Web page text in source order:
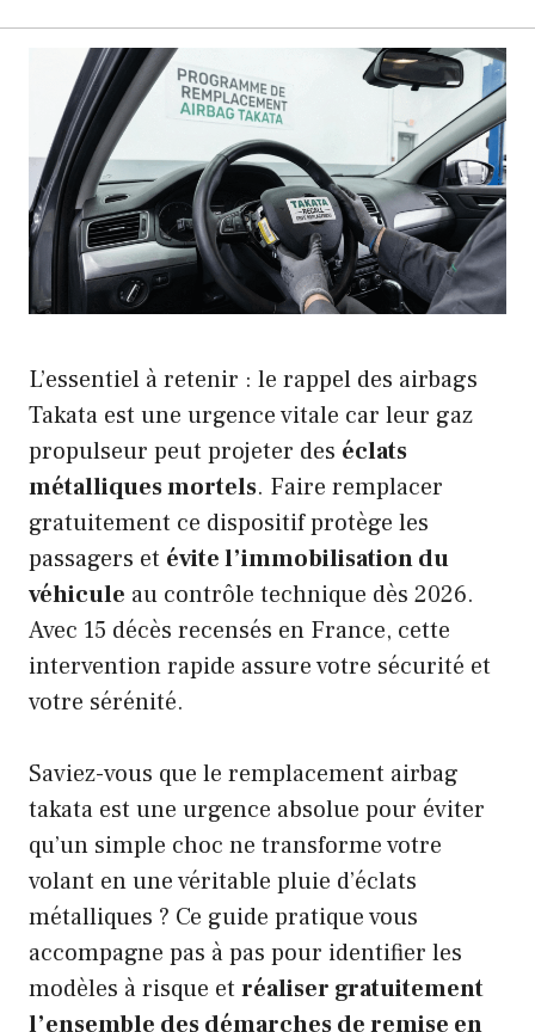
L’essentiel à retenir : le rappel des airbags
Takata est une urgence vitale car leur gaz
propulseur peut projeter des éclats
métalliques mortels. Faire remplacer
gratuitement ce dispositif protège les
passagers et évite l’immobilisation du
véhicule au contrôle technique dès 2026.
Avec 15 décès recensés en France, cette
intervention rapide assure votre sécurité et
votre sérénité.
Saviez-vous que le remplacement airbag
takata est une urgence absolue pour éviter
qu’un simple choc ne transforme votre
volant en une véritable pluie d’éclats
métalliques ? Ce guide pratique vous
accompagne pas à pas pour identifier les
modèles à risque et réaliser gratuitement
l’ensemble des démarches de remise en